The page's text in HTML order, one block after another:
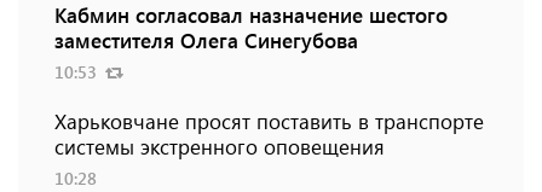
Кабмин согласовал назначение шестого
заместителя Олега Синегубова
10:53
Харьковчане просят поставить в транспорте
системы экстренного оповещения
10:28